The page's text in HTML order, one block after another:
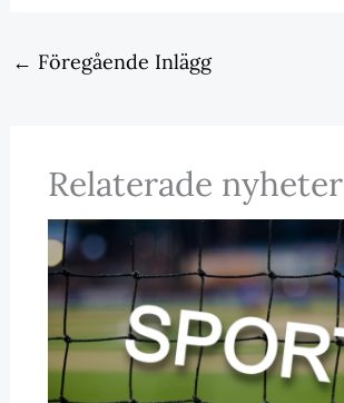
← Föregående Inlägg
Relaterade nyheter